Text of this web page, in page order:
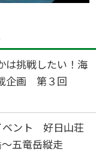
挑戦したい！海
企画 第３回
ベント 好日山荘
五竜岳縦走